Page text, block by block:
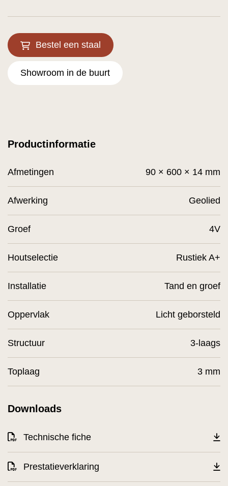
Bestel een staal
Showroom in de buurt
Downloads
Technische fiche
Prestatieverklaring
Productinformatie
Afmetingen 90 × 600 × 14 mm
Afwerking Geolied
Groef 4V
Houtselectie Rustiek A+
Installatie Tand en groef
Oppervlak Licht geborsteld
Structuur 3-laags
Toplaag 3 mm